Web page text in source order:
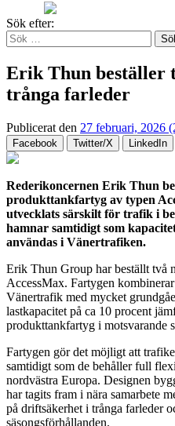
Sök efter:
Erik Thun beställer
trånga farleder
Publicerat den 27 februari, 2026
Facebook Twitter/X LinkedIn
Rederikoncernen Erik Thun
produkttankfartyg av typen
utvecklats särskilt för trafik i
hamnar samtidigt som
användas i Vänertrafiken.
Erik Thun Group har beställt två
AccessMax. Fartygen
Vänertrafik med mycket
lastkapacitet på ca 10 procent
produkttankfartyg i motsvarande
Fartygen gör det möjligt att
samtidigt som de behåller full
nordvästra Europa. Designen
har tagits fram i nära samarbete
på driftsäkerhet i trånga farleder
säsongsförhållanden.